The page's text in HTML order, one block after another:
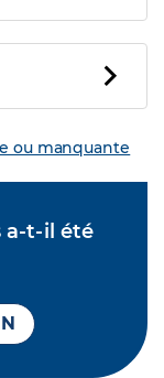
ou manquante
a-t-il été